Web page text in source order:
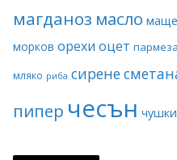
магданоз масло
морков орехи оцет
мляко риба сирене
пипер чесън чушки